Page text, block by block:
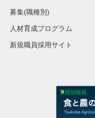
募集(職種別)
人材育成プログラム
新規職員採用サイト